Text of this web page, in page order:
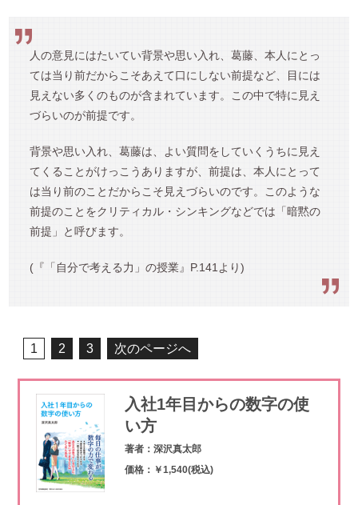
人の意見にはたいてい背景や思い入れ、葛藤、本人にとっ
ては当り前だからこそあえて口にしない前提など、目には
見えない多くのものが含まれています。この中で特に見え
づらいのが前提です。
背景や思い入れ、葛藤は、よい質問をしていくうちに見え
てくることがけっこうありますが、前提は、本人にとって
は当り前のことだからこそ見えづらいのです。このような
前提のことをクリティカル・シンキングなどでは「暗黙の
前提」と呼びます。
(『「自分で考える力」の授業』P.141より)
1 2 3 次のページへ
入社1年目からの数字の使
い方
著者：深沢真太郎
価格：￥1,540(税込)